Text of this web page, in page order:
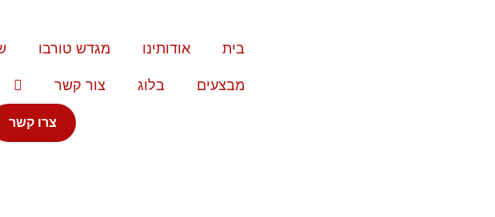
בית אודותינו מגדש טורבו
מבצעים בלוג צור קשר
צרו קשר